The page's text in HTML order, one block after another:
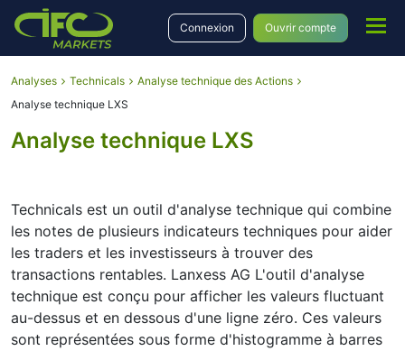
Connexion Ouvrir compte
Analyses Technicals
Analyse technique des Actions
Analyse technique LXS
Analyse technique LXS
Technicals est un outil d'analyse technique qui combine
les notes de plusieurs indicateurs techniques pour aider
les traders et les investisseurs à trouver des
transactions rentables. Lanxess AG L'outil d'analyse
technique est conçu pour afficher les valeurs fluctuant
au-dessus et en dessous d'une ligne zéro. Ces valeurs
sont représentées sous forme d'histogramme à barres